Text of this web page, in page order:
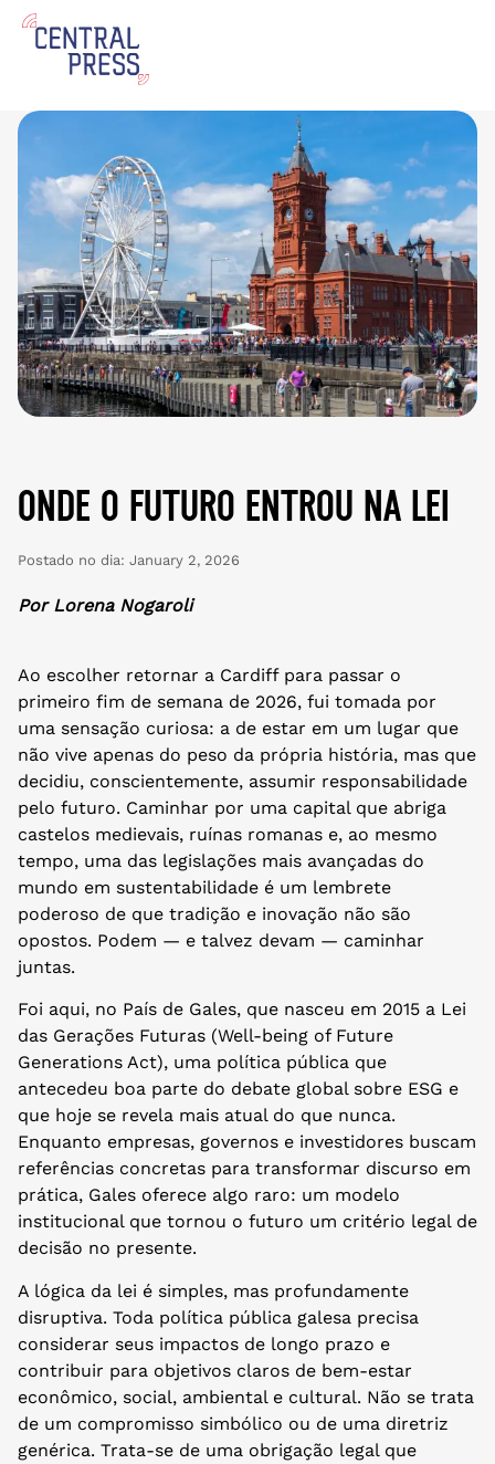
onde o futuro entrou na lei
Postado no dia: January 2, 2026
Por Lorena Nogaroli
Ao escolher retornar a Cardiff para passar o
primeiro fim de semana de 2026, fui tomada por
uma sensação curiosa: a de estar em um lugar que
não vive apenas do peso da própria história, mas que
decidiu, conscientemente, assumir responsabilidade
pelo futuro. Caminhar por uma capital que abriga
castelos medievais, ruínas romanas e, ao mesmo
tempo, uma das legislações mais avançadas do
mundo em sustentabilidade é um lembrete
poderoso de que tradição e inovação não são
opostos. Podem — e talvez devam — caminhar
juntas.
Foi aqui, no País de Gales, que nasceu em 2015 a Lei
das Gerações Futuras (Well-being of Future
Generations Act), uma política pública que
antecedeu boa parte do debate global sobre ESG e
que hoje se revela mais atual do que nunca.
Enquanto empresas, governos e investidores buscam
referências concretas para transformar discurso em
prática, Gales oferece algo raro: um modelo
institucional que tornou o futuro um critério legal de
decisão no presente.
A lógica da lei é simples, mas profundamente
disruptiva. Toda política pública galesa precisa
considerar seus impactos de longo prazo e
contribuir para objetivos claros de bem-estar
econômico, social, ambiental e cultural. Não se trata
de um compromisso simbólico ou de uma diretriz
genérica. Trata-se de uma obrigação legal que